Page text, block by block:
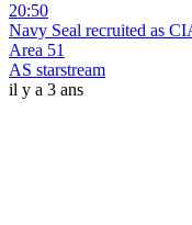
20:50
Navy Seal recruited as
Area 51
AS starstream
il y a 3 ans